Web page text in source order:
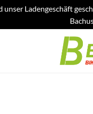
Ladengeschäft